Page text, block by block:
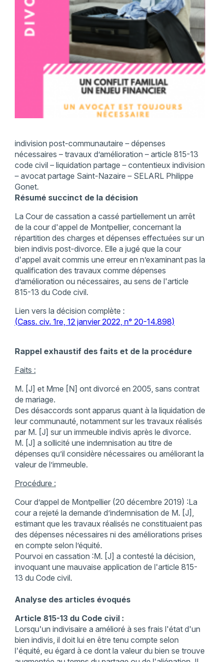
indivision post-communautaire – dépenses
nécessaires – travaux d’amélioration – article 815-13
code civil – liquidation partage – contentieux indivision
– avocat partage Saint-Nazaire – SELARL Philippe
Gonet.
Résumé succinct de la décision
La Cour de cassation a cassé partiellement un arrêt
de la cour d'appel de Montpellier, concernant la
répartition des charges et dépenses effectuées sur un
bien indivis post-divorce. Elle a jugé que la cour
d'appel avait commis une erreur en n’examinant pas la
qualification des travaux comme dépenses
d’amélioration ou nécessaires, au sens de l'article
815-13 du Code civil.
Lien vers la décision complète :
(Cass. civ. 1re, 12 janvier 2022, n° 20-14.898)
Rappel exhaustif des faits et de la procédure
Faits :
M. [J] et Mme [N] ont divorcé en 2005, sans contrat
de mariage.
Des désaccords sont apparus quant à la liquidation de
leur communauté, notamment sur les travaux réalisés
par M. [J] sur un immeuble indivis après le divorce.
M. [J] a sollicité une indemnisation au titre de
dépenses qu’il considère nécessaires ou améliorant la
valeur de l’immeuble.
Procédure :
Cour d’appel de Montpellier (20 décembre 2019) :La
cour a rejeté la demande d’indemnisation de M. [J],
estimant que les travaux réalisés ne constituaient pas
des dépenses nécessaires ni des améliorations prises
en compte selon l’équité.
Pourvoi en cassation :M. [J] a contesté la décision,
invoquant une mauvaise application de l'article 815-
13 du Code civil.
Analyse des articles évoqués
Article 815-13 du Code civil :
Lorsqu'un indivisaire a amélioré à ses frais l'état d'un
bien indivis, il doit lui en être tenu compte selon
l'équité, eu égard à ce dont la valeur du bien se trouve